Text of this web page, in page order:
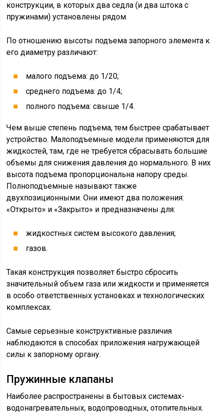
конструкции, в которых два седла (и два штока с
пружинами) установлены рядом.
По отношению высоты подъема запорного элемента к
его диаметру различают:
малого подъема: до 1/20;
среднего подъема: до 1/4;
полного подъема: свыше 1/4.
Чем выше степень подъема, тем быстрее срабатывает
устройство. Малоподъемные модели применяются для
жидкостей, там, где не требуется сбрасывать большие
объемы для снижения давления до нормального. В них
высота подъема пропорциональна напору среды.
Полноподъемные называют также
двухпозиционными. Они имеют два положения:
«Открыто» и «Закрыто» и предназначены для:
жидкостных систем высокого давления;
газов.
Такая конструкция позволяет быстро сбросить
значительный объем газа или жидкости и применяется
в особо ответственных установках и технологических
комплексах.
Самые серьезные конструктивные различия
наблюдаются в способах приложения нагружающей
силы к запорному органу.
Пружинные клапаны
Наиболее распространены в бытовых системах-
водонагревательных, водопроводных, отопительных.